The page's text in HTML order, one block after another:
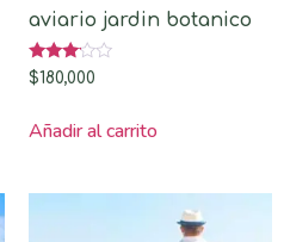
aviario jardin botanico
Valorado
con
$180,000
Añadir al carrito